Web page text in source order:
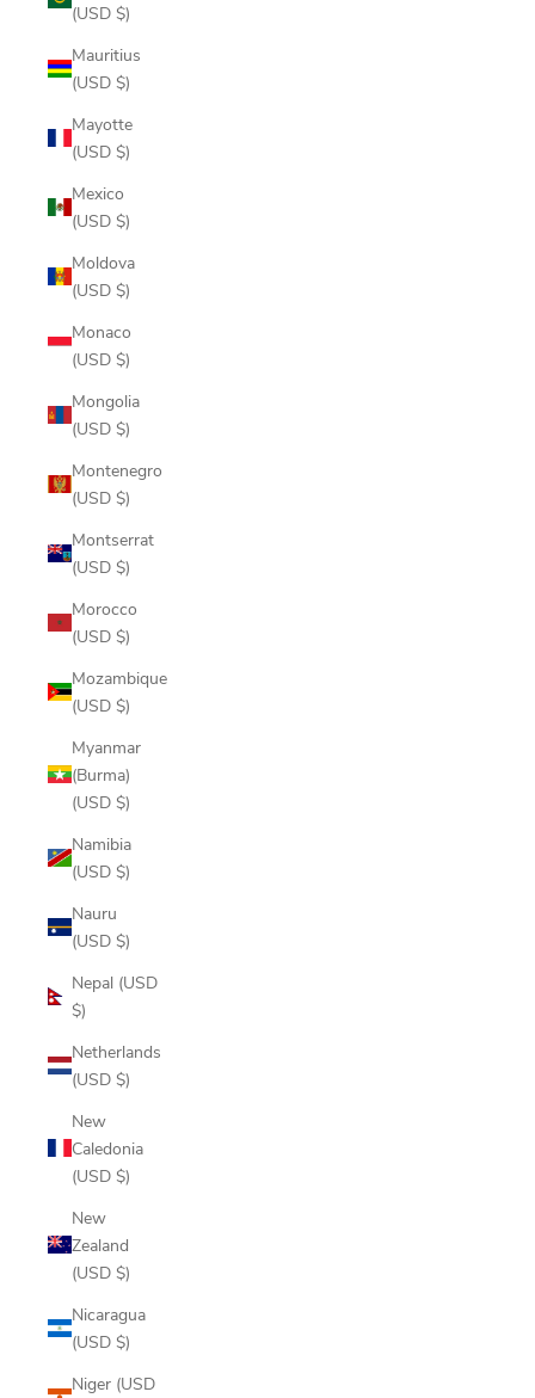
(USD $)
Mauritius
(USD $)
Mayotte
(USD $)
Mexico
(USD $)
Moldova
(USD $)
Monaco
(USD $)
Mongolia
(USD $)
Montenegro
(USD $)
Montserrat
(USD $)
Morocco
(USD $)
Mozambique
(USD $)
Myanmar
(Burma)
(USD $)
Namibia
(USD $)
Nauru
(USD $)
Nepal (USD
$)
Netherlands
(USD $)
New
Caledonia
(USD $)
New
Zealand
(USD $)
Nicaragua
(USD $)
Niger (USD